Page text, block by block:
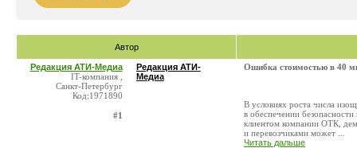
Автор
Редакция АТИ-Медиа
IT-компания ,
Санкт-Петербург
Код:1971890
#1
Редакция АТИ-
Медиа
Ошибка стоимостью в 40
В условиях роста числа
в обеспечении
клиентом компании ОТК,
и перевозчиками может ...
Читать дальше